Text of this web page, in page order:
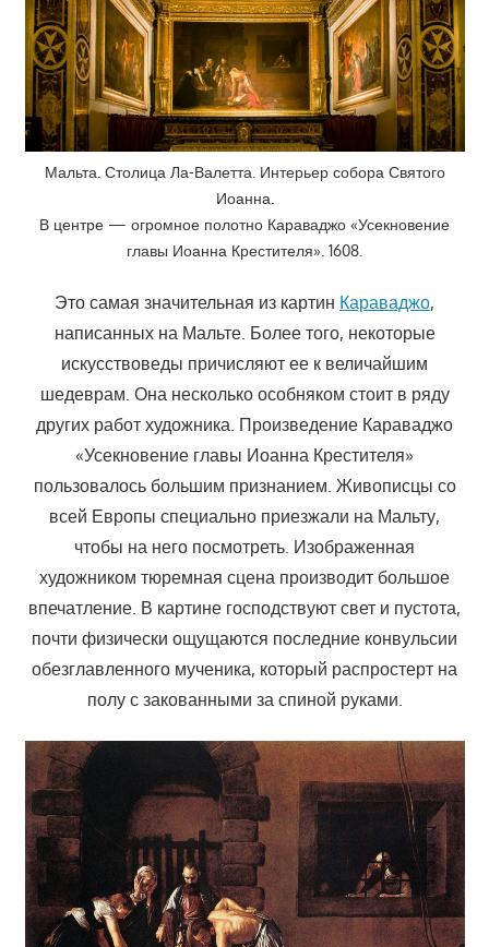
Мальта. Столица Ла-Валетта. Интерьер собора Святого
Иоанна.
В центре — огромное полотно Караваджо «Усекновение
главы Иоанна Крестителя». 1608.
Это самая значительная из картин Караваджо,
написанных на Мальте. Более того, некоторые
искусствоведы причисляют ее к величайшим
шедеврам. Она несколько особняком стоит в ряду
других работ художника. Произведение Караваджо
«Усекновение главы Иоанна Крестителя»
пользовалось большим признанием. Живописцы со
всей Европы специально приезжали на Мальту,
чтобы на него посмотреть. Изображенная
художником тюремная сцена производит большое
впечатление. В картине господствуют свет и пустота,
почти физически ощущаются последние конвульсии
обезглавленного мученика, который распростерт на
полу с закованными за спиной руками.